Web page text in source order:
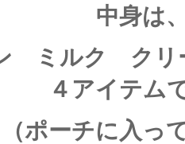
中身は
ミルク クリ
４アイテム
（ポーチに入っ